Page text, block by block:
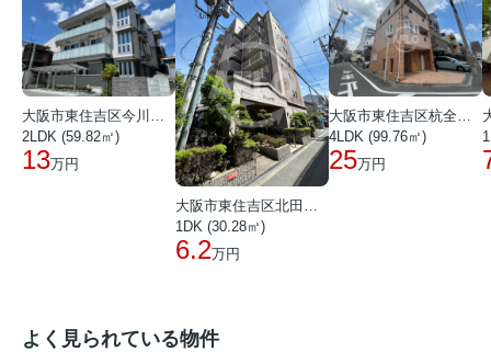
大阪市東住吉区今川４丁目
2LDK (59.82㎡)
13万円
大阪市東住吉区北田辺１丁目
1DK (30.28㎡)
6.2万円
大阪市東住吉区杭全２丁目
4LDK (99.76㎡)
25万円
よく見られている物件